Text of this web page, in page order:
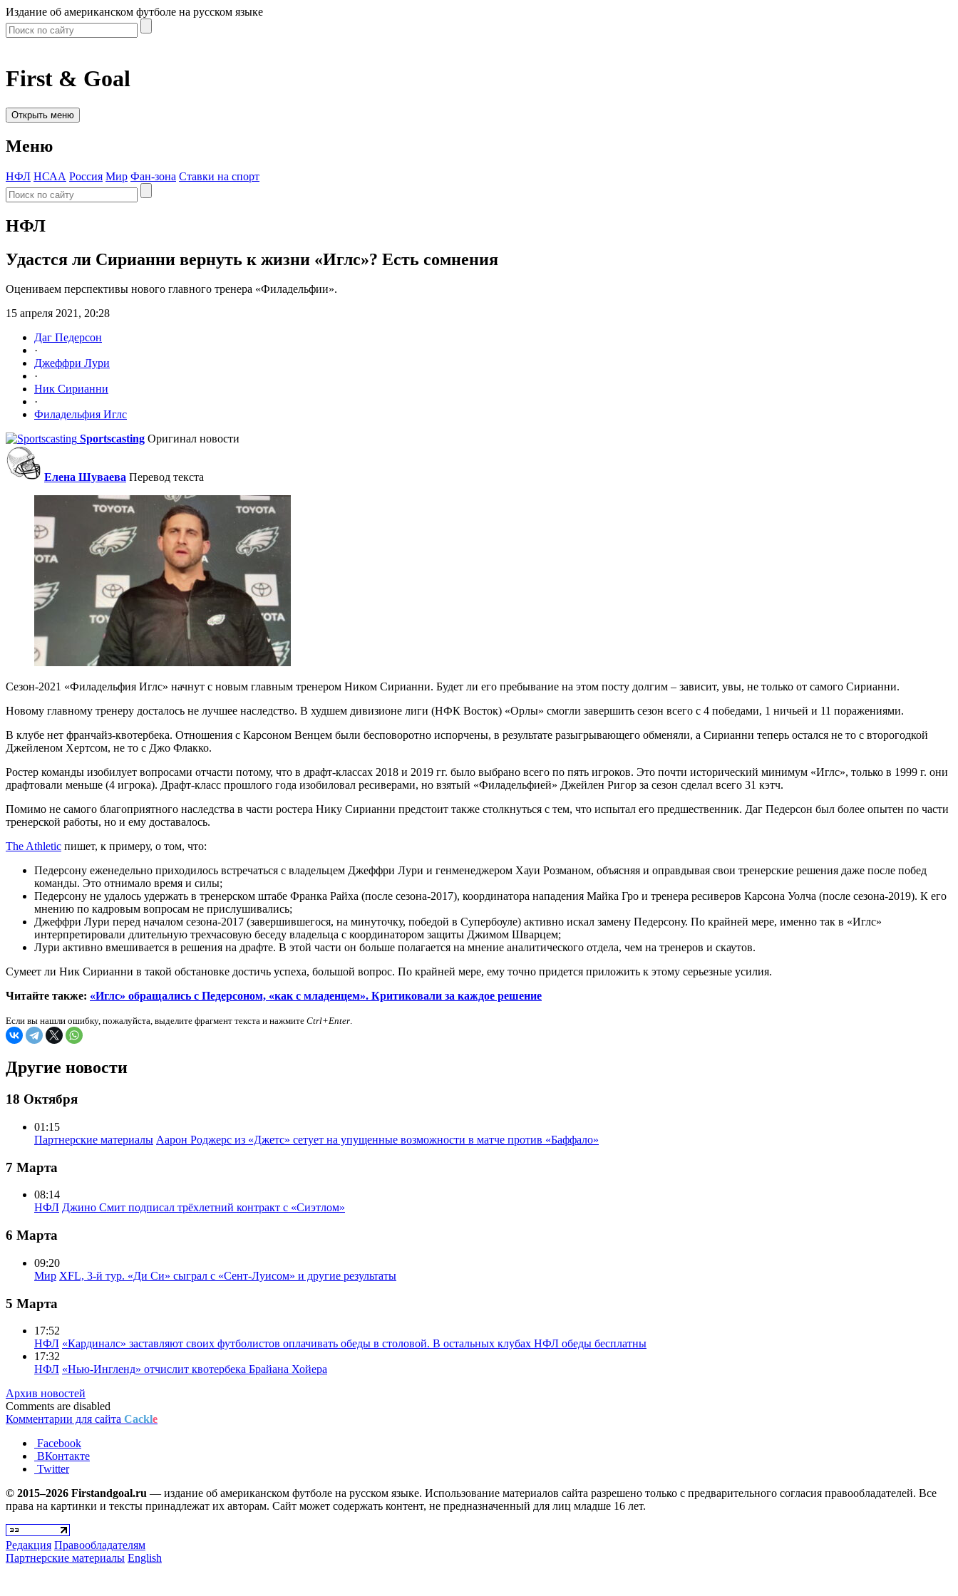
Издание об американском футболе на русском языке
First & Goal
Открыть меню
Меню
НФЛ НСАА Россия Мир Фан-зона Ставки на спорт
НФЛ
Удастся ли Сирианни вернуть к жизни «Иглс»? Есть сомнения
Оцениваем перспективы нового главного тренера «Филадельфии».
15 апреля 2021, 20:28
Даг Педерсон
·
Джеффри Лури
·
Ник Сирианни
·
Филадельфия Иглс
Sportscasting Оригинал новости
Елена Шуваева Перевод текста
Сезон-2021 «Филадельфия Иглс» начнут с новым главным тренером Ником Сирианни. Будет ли его пребывание на этом посту долгим – зависит, увы, не только от самого Сирианни.
Новому главному тренеру досталось не лучшее наследство. В худшем дивизионе лиги (НФК Восток) «Орлы» смогли завершить сезон всего с 4 победами, 1 ничьей и 11 поражениями.
В клубе нет франчайз-квотербека. Отношения с Карсоном Венцем были бесповоротно испорчены, в результате разыгрывающего обменяли, а Сирианни теперь остался не то с второгодкой
Джейленом Хертсом, не то с Джо Флакко.
Ростер команды изобилует вопросами отчасти потому, что в драфт-классах 2018 и 2019 гг. было выбрано всего по пять игроков. Это почти исторический минимум «Иглс», только в 1999 г. они
драфтовали меньше (4 игрока). Драфт-класс прошлого года изобиловал ресиверами, но взятый «Филадельфией» Джейлен Ригор за сезон сделал всего 31 кэтч.
Помимо не самого благоприятного наследства в части ростера Нику Сирианни предстоит также столкнуться с тем, что испытал его предшественник. Даг Педерсон был более опытен по части
тренерской работы, но и ему доставалось.
The Athletic пишет, к примеру, о том, что:
Педерсону еженедельно приходилось встречаться с владельцем Джеффри Лури и генменеджером Хауи Розманом, объясняя и оправдывая свои тренерские решения даже после побед
команды. Это отнимало время и силы;
Педерсону не удалось удержать в тренерском штабе Франка Райха (после сезона-2017), координатора нападения Майка Гро и тренера ресиверов Карсона Уолча (после сезона-2019). К его
мнению по кадровым вопросам не прислушивались;
Джеффри Лури перед началом сезона-2017 (завершившегося, на минуточку, победой в Супербоуле) активно искал замену Педерсону. По крайней мере, именно так в «Иглс»
интерпретировали длительную трехчасовую беседу владельца с координатором защиты Джимом Шварцем;
Лури активно вмешивается в решения на драфте. В этой части он больше полагается на мнение аналитического отдела, чем на тренеров и скаутов.
Сумеет ли Ник Сирианни в такой обстановке достичь успеха, большой вопрос. По крайней мере, ему точно придется приложить к этому серьезные усилия.
Читайте также: «Иглс» обращались с Педерсоном, «как с младенцем». Критиковали за каждое решение
Если вы нашли ошибку, пожалуйста, выделите фрагмент текста и нажмите Ctrl+Enter.
Другие новости
18 Октября
01:15
Партнерские материалы Аарон Роджерс из «Джетс» сетует на упущенные возможности в матче против «Баффало»
7 Марта
08:14
НФЛ Джино Смит подписал трёхлетний контракт с «Сиэтлом»
6 Марта
09:20
Мир XFL, 3-й тур. «Ди Си» сыграл с «Сент-Луисом» и другие результаты
5 Марта
17:52
НФЛ «Кардиналс» заставляют своих футболистов оплачивать обеды в столовой. В остальных клубах НФЛ обеды бесплатны
17:32
НФЛ «Нью-Ингленд» отчислит квотербека Брайана Хойера
Архив новостей
Comments are disabled
Комментарии для сайта Cackle
Facebook
ВКонтакте
Twitter
© 2015–2026 Firstandgoal.ru — издание об американском футболе на русском языке. Использование материалов cайта разрешено только с предварительного согласия правообладателей. Все
права на картинки и тексты принадлежат их авторам. Сайт может содержать контент, не предназначенный для лиц младше 16 лет.
Редакция Правообладателям
Партнерские материалы English